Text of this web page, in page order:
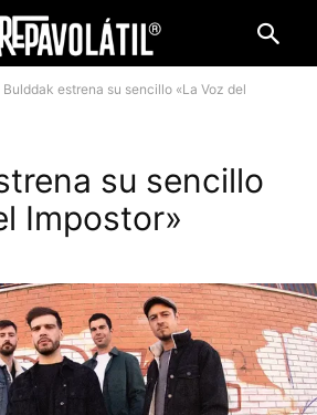
Bulddak estrena su sencillo «La Voz del
su sencillo
Impostor»